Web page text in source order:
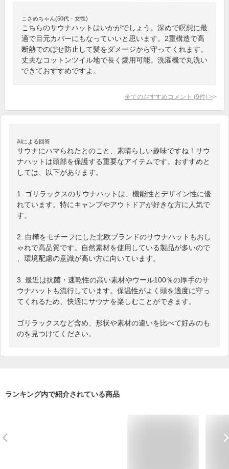
こさめちゃん(50代・女性)
こちらのサウナハットはいかがでしょう。深めで瞑想に最
適で目元カバーにもなっていいと思います。2重構造で高
断熱でのぼせ防止して髪をダメージから守ってくれます。
丈夫なコットンツイル地で長く愛用可能。洗濯機で丸洗い
できておすすめですよ。
全てのおすすめコメント (9件) >
AIによる回答
サウナにハマられたとのこと、素晴らしい趣味ですね！サウ
ナハットは頭部を保護する重要なアイテムです。おすすめと
しては、以下があります。
1. ゴリラックスのサウナハットは、機能性とデザイン性に優
れています。特にキャンプやアウトドアが好きな方に人気で
す。
2. 白樺をモチーフにした北欧ブランドのサウナハットもおし
ゃれで高品質です。自然素材を使用している製品が多いので
、環境配慮の意識が高い方に向いています。
3. 最近は抗菌・速乾性の高い素材やウール100％の厚手のサ
ウナハットも流行しています。保温性がよく頭を適度に守っ
てくれるため、快適にサウナを楽しむことができます。
ゴリラックスなど含め、形状や素材の違いを比べて好みのも
のを見つけてください。
ランキング内で紹介されている商品